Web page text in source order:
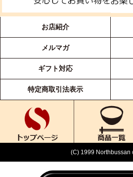
お店紹介
メルマガ
ギフト対応
特定商取引法表示
(C) 1999 Northbussan